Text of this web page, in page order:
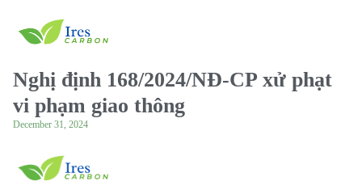
Nghị định 168/2024/NĐ-CP xử phạt
vi phạm giao thông
December 31, 2024